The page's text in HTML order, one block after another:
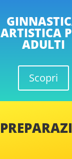
ARTISTICA
ADULTI
Scopri